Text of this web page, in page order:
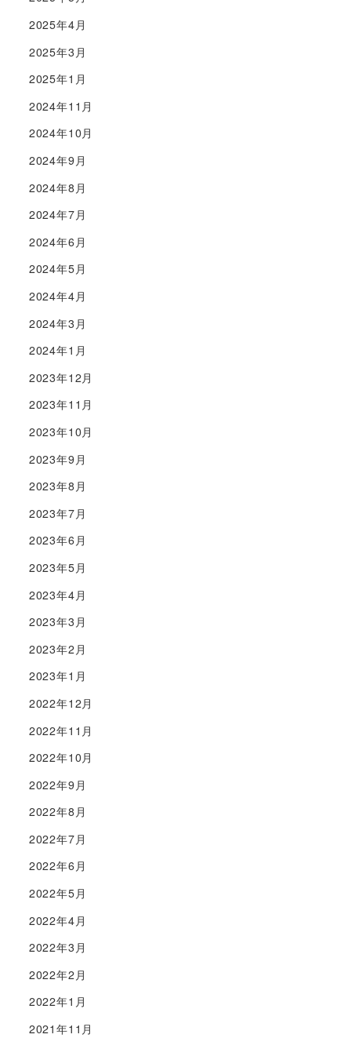
2025年4月
2025年3月
2025年1月
2024年11月
2024年10月
2024年9月
2024年8月
2024年7月
2024年6月
2024年5月
2024年4月
2024年3月
2024年1月
2023年12月
2023年11月
2023年10月
2023年9月
2023年8月
2023年7月
2023年6月
2023年5月
2023年4月
2023年3月
2023年2月
2023年1月
2022年12月
2022年11月
2022年10月
2022年9月
2022年8月
2022年7月
2022年6月
2022年5月
2022年4月
2022年3月
2022年2月
2022年1月
2021年11月